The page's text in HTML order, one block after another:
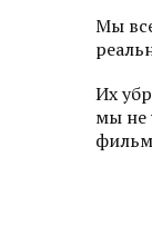
Мы
Их
мы не